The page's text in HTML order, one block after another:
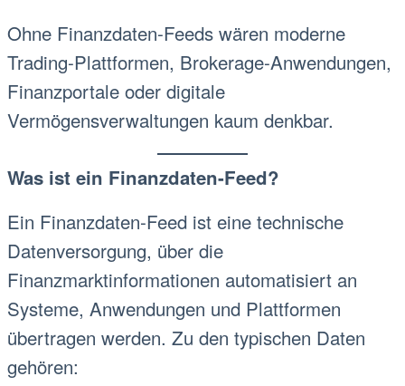
Ohne Finanzdaten-Feeds wären moderne
Trading-Plattformen, Brokerage-Anwendungen,
Finanzportale oder digitale
Vermögensverwaltungen kaum denkbar.
Was ist ein Finanzdaten-Feed?
Ein Finanzdaten-Feed ist eine technische
Datenversorgung, über die
Finanzmarktinformationen automatisiert an
Systeme, Anwendungen und Plattformen
übertragen werden. Zu den typischen Daten
gehören: